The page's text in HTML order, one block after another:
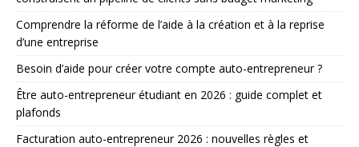
Comprendre la réforme de l’aide à la création et à la reprise
d’une entreprise
Besoin d’aide pour créer votre compte auto-entrepreneur ?
Être auto-entrepreneur étudiant en 2026 : guide complet et
plafonds
Facturation auto-entrepreneur 2026 : nouvelles règles et